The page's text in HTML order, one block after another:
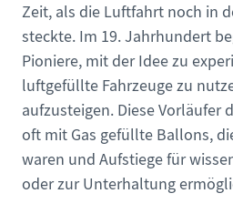
Zeit, als die Luftfahrt noch in
steckte. Im 19. Jahrhundert
Pioniere, mit der Idee zu
luftgefüllte Fahrzeuge zu
aufzusteigen. Diese Vorläufer
oft mit Gas gefüllte Ballons,
waren und Aufstiege für
oder zur Unterhaltung